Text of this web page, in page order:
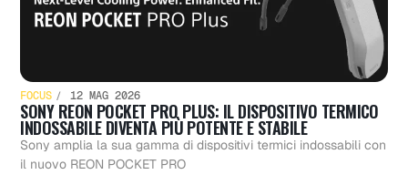
FOCUS 12 MAG 2026
SONY REON POCKET PRO PLUS: IL DISPOSITIVO TERMICO
INDOSSABILE DIVENTA PIÙ POTENTE E STABILE
Sony amplia la sua gamma di dispositivi termici indossabili con
il nuovo REON POCKET PRO